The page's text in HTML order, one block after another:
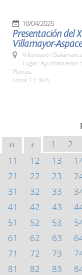
10/04/2025
Presentación del
Villamayor-Aspace
Villamayor
Lugar: Ayuntamiento
Plenos.
Hora: 12:30 h.
<< < 1 2
11
12 13
21
22 23
31
32 33
41
42 43
51
52 53
61
62 63
71
72 73
81
82 83